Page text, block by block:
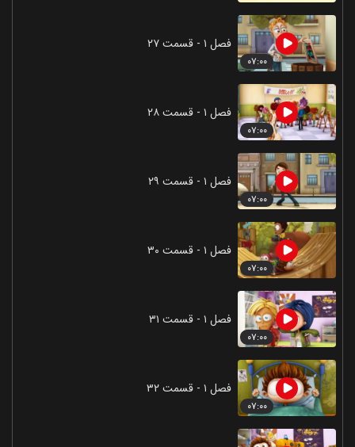
۰۷:۰۰
فصل ۱ - قسمت ۲۷
۰۷:۰۰
فصل ۱ - قسمت ۲۸
۰۷:۰۰
فصل ۱ - قسمت ۲۹
۰۷:۰۰
فصل ۱ - قسمت ۳۰
۰۷:۰۰
فصل ۱ - قسمت ۳۱
۰۷:۰۰
فصل ۱ - قسمت ۳۲